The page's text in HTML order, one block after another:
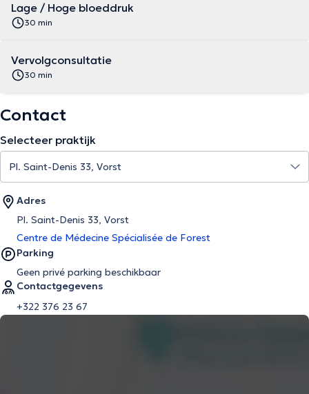
Lage / Hoge bloeddruk
30 min
Vervolgconsultatie
30 min
Contact
Selecteer praktijk
Adres
Pl. Saint-Denis 33, Vorst
Centre de Médecine Spécialisée de Forest
Parking
Geen privé parking beschikbaar
Contactgegevens
+322 376 23 67